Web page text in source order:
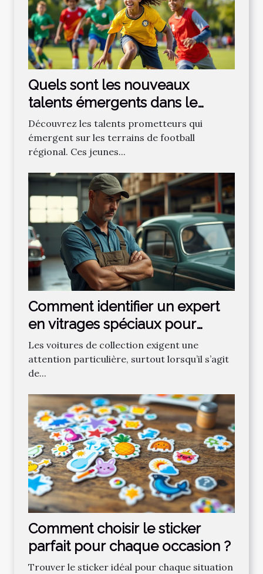
Quels sont les nouveaux
talents émergents dans le
football régional ?
Découvrez les talents prometteurs qui
émergent sur les terrains de football
régional. Ces jeunes...
Comment identifier un expert
en vitrages spéciaux pour
voitures de collection ?
Les voitures de collection exigent une
attention particulière, surtout lorsqu’il s’agit
de...
Comment choisir le sticker
parfait pour chaque occasion ?
Trouver le sticker idéal pour chaque situation